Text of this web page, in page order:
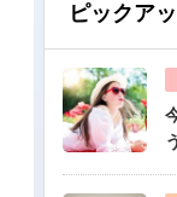
ピックア